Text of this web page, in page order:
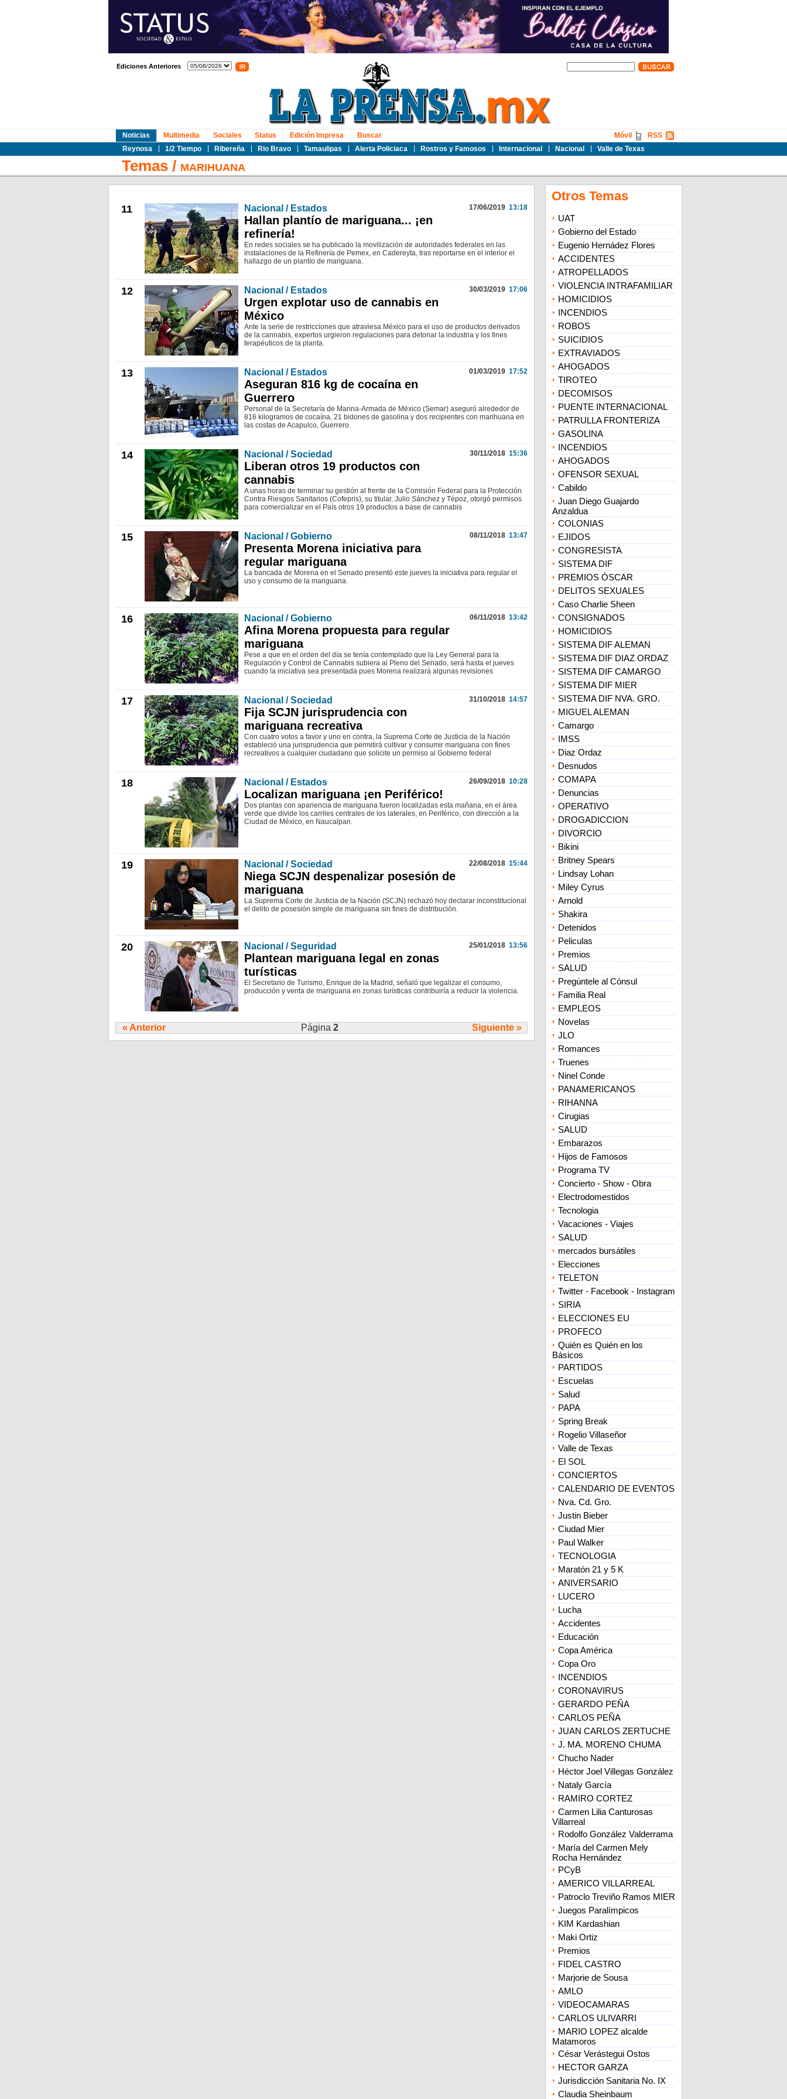
Ediciones Anteriores
Noticias
Reynosa
1/2 Tiempo Ribereña Rio Bravo Tamaulipas Alerta Policiaca Rostros y Famosos Internacional Nacional Valle de Texas
Multimedia Sociales Status Edición Impresa Buscar RSS
Móvil
Temas/ MARIHUANA
11 Nacional / Estados 17/06/201913:18
Hallan plantío de mariguana... ¡en
refinería!
En redes sociales se ha publicado la movilización de autoridades federales en las
instalaciones de la Refinería de Pemex, en Cadereyta, tras reportarse en el interior el
hallazgo de un plantío de mariguana.
12 Nacional / Estados 30/03/201917:06
Urgen explotar uso de cannabis en
México
Ante la serie de restricciones que atraviesa México para el uso de productos derivados
de la cannabis, expertos urgieron regulaciones para detonar la industria y los fines
terapéuticos de la planta.
13 Nacional / Estados 01/03/201917:52
Aseguran 816 kg de cocaína en
Guerrero
Personal de la Secretaría de Marina-Armada de México (Semar) aseguró alrededor de
816 kilogramos de cocaína, 21 bidones de gasolina y dos recipientes con marihuana en
las costas de Acapulco, Guerrero.
14 Nacional / Sociedad 30/11/201815:36
Liberan otros 19 productos con
cannabis
A unas horas de terminar su gestión al frente de la Comisión Federal para la Protección
Contra Riesgos Sanitarios (Cofepris), su titular, Julio Sánchez y Tépoz, otorgó permisos
para comercializar en el País otros 19 productos a base de cannabis
15 Nacional / Gobierno 08/11/201813:47
Presenta Morena iniciativa para
regular mariguana
La bancada de Morena en el Senado presentó este jueves la iniciativa para regular el
uso y consumo de la mariguana.
16 Nacional / Gobierno 06/11/201813:42
Afina Morena propuesta para regular
mariguana
Pese a que en el orden del día se tenía contemplado que la Ley General para la
Regulación y Control de Cannabis subiera al Pleno del Senado, será hasta el jueves
cuando la iniciativa sea presentada pues Morena realizará algunas revisiones
17 Nacional / Sociedad 31/10/201814:57
Fija SCJN jurisprudencia con
mariguana recreativa
Con cuatro votos a favor y uno en contra, la Suprema Corte de Justicia de la Nación
estableció una jurisprudencia que permitirá cultivar y consumir mariguana con fines
recreativos a cualquier ciudadano que solicite un permiso al Gobierno federal
18 Nacional / Estados 26/09/201810:28
Localizan mariguana ¡en Periférico!
Dos plantas con apariencia de mariguana fueron localizadas esta mañana, en el área
verde que divide los carriles centrales de los laterales, en Periférico, con dirección a la
Ciudad de México, en Naucalpan.
19 Nacional / Sociedad 22/08/201815:44
Niega SCJN despenalizar posesión de
mariguana
La Suprema Corte de Justicia de la Nación (SCJN) rechazó hoy declarar inconstitucional
el delito de posesión simple de mariguana sin fines de distribución.
20 Nacional / Seguridad 25/01/201813:56
Plantean mariguana legal en zonas
turísticas
El Secretario de Turismo, Enrique de la Madrid, señaló que legalizar el consumo,
producción y venta de mariguana en zonas turísticas contribuiría a reducir la violencia.
« Anterior Página 2 Siguiente »
Otros Temas
UAT
Gobierno del Estado
Eugenio Hernádez Flores
ACCIDENTES
ATROPELLADOS
VIOLENCIA INTRAFAMILIAR
HOMICIDIOS
INCENDIOS
ROBOS
SUICIDIOS
EXTRAVIADOS
AHOGADOS
TIROTEO
DECOMISOS
PUENTE INTERNACIONAL
PATRULLA FRONTERIZA
GASOLINA
INCENDIOS
AHOGADOS
OFENSOR SEXUAL
Cabildo
Juan Diego Guajardo
Anzaldua
COLONIAS
EJIDOS
CONGRESISTA
SISTEMA DIF
PREMIOS ÓSCAR
DELITOS SEXUALES
Caso Charlie Sheen
CONSIGNADOS
HOMICIDIOS
SISTEMA DIF ALEMAN
SISTEMA DIF DIAZ ORDAZ
SISTEMA DIF CAMARGO
SISTEMA DIF MIER
SISTEMA DIF NVA. GRO.
MIGUEL ALEMAN
Camargo
IMSS
Diaz Ordaz
Desnudos
COMAPA
Denuncias
OPERATIVO
DROGADICCION
DIVORCIO
Bikini
Britney Spears
Lindsay Lohan
Miley Cyrus
Arnold
Shakira
Detenidos
Peliculas
Premios
SALUD
Pregúntele al Cónsul
Familia Real
EMPLEOS
Novelas
JLO
Romances
Truenes
Ninel Conde
PANAMERICANOS
RIHANNA
Cirugias
SALUD
Embarazos
Hijos de Famosos
Programa TV
Concierto - Show - Obra
Electrodomestidos
Tecnologia
Vacaciones - Viajes
SALUD
mercados bursátiles
Elecciones
TELETON
Twitter - Facebook - Instagram
SIRIA
ELECCIONES EU
PROFECO
Quién es Quién en los
Básicos
PARTIDOS
Escuelas
Salud
PAPA
Spring Break
Rogelio Villaseñor
Valle de Texas
El SOL
CONCIERTOS
CALENDARIO DE EVENTOS
Nva. Cd. Gro.
Justin Bieber
Ciudad Mier
Paul Walker
TECNOLOGIA
Maratón 21 y 5 K
ANIVERSARIO
LUCERO
Lucha
Accidentes
Educación
Copa América
Copa Oro
INCENDIOS
CORONAVIRUS
GERARDO PEÑA
CARLOS PEÑA
JUAN CARLOS ZERTUCHE
J. MA. MORENO CHUMA
Chucho Nader
Héctor Joel Villegas González
Nataly García
RAMIRO CORTEZ
Carmen Lilia Canturosas
Villarreal
Rodolfo González Valderrama
María del Carmen Mely
Rocha Hernández
PCyB
AMERICO VILLARREAL
Patroclo Treviño Ramos MIER
Juegos Paralímpicos
KIM Kardashian
Maki Ortiz
Premios
FIDEL CASTRO
Marjorie de Sousa
AMLO
VIDEOCAMARAS
CARLOS ULIVARRI
MARIO LOPEZ alcalde
Matamoros
César Verástegui Ostos
HECTOR GARZA
Jurisdicción Sanitaria No. IX
Claudia Sheinbaum